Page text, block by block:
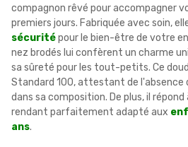
compagnon rêvé pour accompagner
premiers jours. Fabriquée avec soin,
sécuritépour le bien-être de votre
nez brodés lui confèrent un charme
sa sûreté pour les tout-petits. Ce
Standard 100, attestant de l'absence
dans sa composition. De plus, il répond
rendant parfaitement adapté aux
ans.